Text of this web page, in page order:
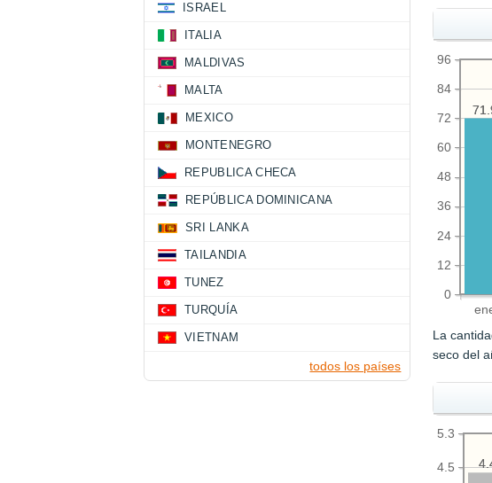
0
12
24
36
48
60
72
84
96
La
seco del
4.5
5.3
ISRAEL
ITALIA
MALDIVAS
MALTA
MEXICO
MONTENEGRO
REPUBLICA CHECA
REPÚBLICA DOMINICANA
SRI LANKA
TAILANDIA
TUNEZ
TURQUÍA
VIETNAM
todos los países